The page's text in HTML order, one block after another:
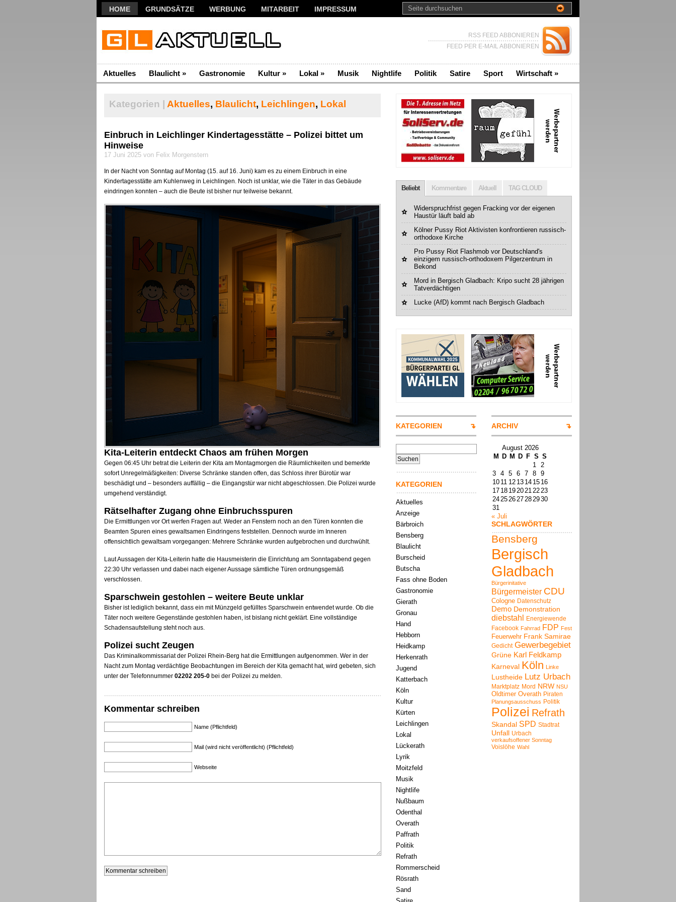
HOME GRUNDSÄTZE WERBUNG MITARBEIT IMPRESSUM
RSS FEED ABBONIEREN
FEED PER E-MAIL ABBONIEREN
Aktuelles Blaulicht » Gastronomie Kultur » Lokal » Musik Nightlife Politik Satire Sport Wirtschaft »
Kategorien | Aktuelles, Blaulicht, Leichlingen, Lokal
Einbruch in Leichlinger Kindertagesstätte – Polizei bittet um
Hinweise
17 Juni 2025 von Felix Morgenstern
In der Nacht von Sonntag auf Montag (15. auf 16. Juni) kam es zu einem Einbruch in eine
Kindertagesstätte am Kuhlenweg in Leichlingen. Noch ist unklar, wie die Täter in das Gebäude
eindringen konnten – auch die Beute ist bisher nur teilweise bekannt.
Kita-Leiterin entdeckt Chaos am frühen Morgen
Gegen 06:45 Uhr betrat die Leiterin der Kita am Montagmorgen die Räumlichkeiten und bemerkte
sofort Unregelmäßigkeiten: Diverse Schränke standen offen, das Schloss ihrer Bürotür war
beschädigt und – besonders auffällig – die Eingangstür war nicht abgeschlossen. Die Polizei wurde
umgehend verständigt.
Rätselhafter Zugang ohne Einbruchsspuren
Die Ermittlungen vor Ort werfen Fragen auf. Weder an Fenstern noch an den Türen konnten die
Beamten Spuren eines gewaltsamen Eindringens feststellen. Dennoch wurde im Inneren
offensichtlich gewaltsam vorgegangen: Mehrere Schränke wurden aufgebrochen und durchwühlt.
Laut Aussagen der Kita-Leiterin hatte die Hausmeisterin die Einrichtung am Sonntagabend gegen
22:30 Uhr verlassen und dabei nach eigener Aussage sämtliche Türen ordnungsgemäß
verschlossen.
Sparschwein gestohlen – weitere Beute unklar
Bisher ist lediglich bekannt, dass ein mit Münzgeld gefülltes Sparschwein entwendet wurde. Ob die
Täter noch weitere Gegenstände gestohlen haben, ist bislang nicht geklärt. Eine vollständige
Schadensaufstellung steht noch aus.
Polizei sucht Zeugen
Das Kriminalkommissariat der Polizei Rhein-Berg hat die Ermittlungen aufgenommen. Wer in der
Nacht zum Montag verdächtige Beobachtungen im Bereich der Kita gemacht hat, wird gebeten, sich
unter der Telefonnummer 02202 205-0 bei der Polizei zu melden.
Kommentar schreiben
Name (Pflichtfeld)
Mail (wird nicht veröffentlicht) (Pflichtfeld)
Webseite
Beliebt Kommentare Aktuell TAG CLOUD
Widerspruchfrist gegen Fracking vor der eigenen
Haustür läuft bald ab
Kölner Pussy Riot Aktivisten konfrontieren russisch-
orthodoxe Kirche
Pro Pussy Riot Flashmob vor Deutschland's
einzigem russisch-orthodoxem Pilgerzentrum in
Bekond
Mord in Bergisch Gladbach: Kripo sucht 28 jährigen
Tatverdächtigen
Lucke (AfD) kommt nach Bergisch Gladbach
KATEGORIEN
nach:
KATEGORIEN
Aktuelles
Anzeige
Bärbroich
Bensberg
Blaulicht
Burscheid
Butscha
Fass ohne Boden
Gastronomie
Gierath
Gronau
Hand
Hebborn
Heidkamp
Herkenrath
Jugend
Katterbach
Köln
Kultur
Kürten
Leichlingen
Lokal
Lückerath
Lyrik
Moitzfeld
Musik
Nightlife
Nußbaum
Odenthal
Overath
Paffrath
Politik
Refrath
Rommerscheid
Rösrath
Sand
ARCHIV
August 2026
M
D M D F S S
1 2
3 4 5 6 7 8 9
10 11 12 13 14 15 16
17 18 1920212223
24252627282930
31
« Juli
SCHLAGWÖRTER
Bensberg
Bergisch
Gladbach
Bürgerinitative
Bürgermeister CDU
Cologne Datenschutz
Demo Demonstration
diebstahl Energiewende
Facebook Fahrrad FDP Fest
Feuerwehr Frank Samirae
Gedicht Gewerbegebiet
Grüne Karl Feldkamp
Karneval Köln Linke
Lustheide Lutz Urbach
Marktplatz Mord NRW NSU
Oldtimer Overath Piraten
Planungsausschuss Politik
Polizei Refrath
Skandal SPD Stadtrat
Unfall Urbach
verkaufsoffener Sonntag
Voislöhe Wahl